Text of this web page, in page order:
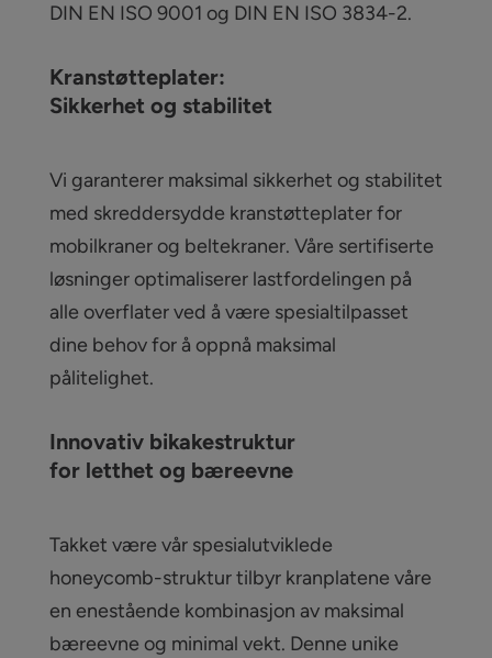
DIN EN ISO 9001 og DIN EN ISO 3834-2.
Kranstøtteplater:
Sikkerhet og stabilitet
Vi garanterer maksimal sikkerhet og stabilitet
med skreddersydde kranstøtteplater for
mobilkraner og beltekraner. Våre sertifiserte
løsninger optimaliserer lastfordelingen på
alle overflater ved å være spesialtilpasset
dine behov for å oppnå maksimal
pålitelighet.
Innovativ bikakestruktur
for letthet og bæreevne
Takket være vår spesialutviklede
honeycomb-struktur tilbyr kranplatene våre
en enestående kombinasjon av maksimal
bæreevne og minimal vekt. Denne unike